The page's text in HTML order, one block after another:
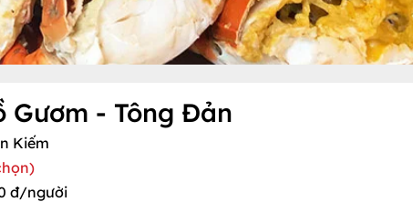
Gươm - Tông Đản
Kiếm
đ/người